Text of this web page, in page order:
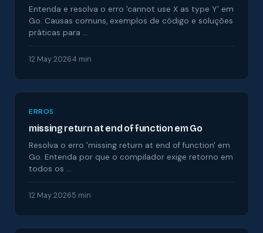
Entenda e resolva o erro 'cannot use X as type Y' em
Go. Causas comuns, exemplos de código e soluções
práticas para …
12 May 20264 min
ERROS
missing return at end of function em Go
Resolva o erro 'missing return at end of function' em
Go. Entenda por que o compilador exige retorno em
todos os …
12 May 20265 min